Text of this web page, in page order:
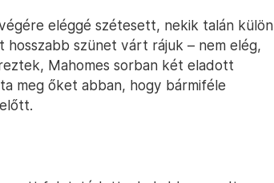
eléggé szétesett, nekik talán külön
hosszabb szünet várt rájuk – nem elég,
Mahomes sorban két eladott
meg őket abban, hogy bármiféle